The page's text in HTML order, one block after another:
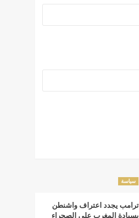
سياسة
ترامب يجدد اعتراف واشنطن
بسيادة المغرب على الصحراء